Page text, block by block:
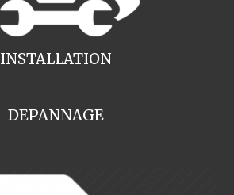
INSTALLATION
DEPANNAGE